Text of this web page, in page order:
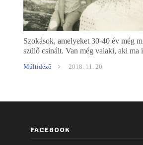
Szokások, amelyeket 30-40 év még
szülő csinált. Van még valaki, aki ma
Múltidéző 2018. 11. 20.
FACEBOOK